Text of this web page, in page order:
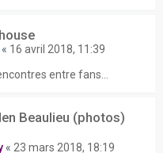
« 16 avril 2018, 11:39
entre fans...
Beaulieu (photos)
« 23 mars 2018, 18:19